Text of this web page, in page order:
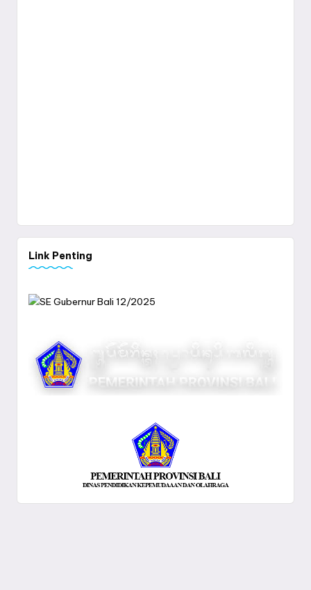
Link Penting